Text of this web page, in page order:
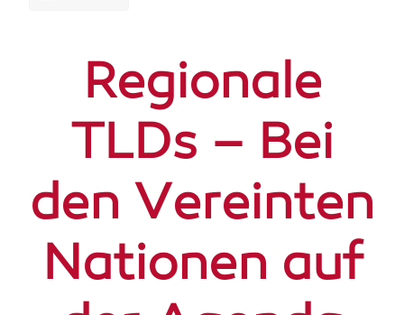
Regio­na­le
TLDs – Bei
den Ver­ein­ten
Natio­nen auf